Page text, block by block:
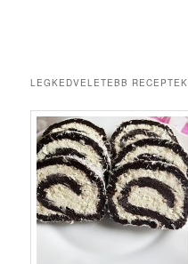
LEGKEDVELETEBB RECEPTEK